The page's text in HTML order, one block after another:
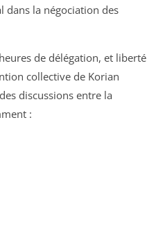
dans la négociation des
de délégation, et liberté
collective de Korian
discussions entre la
: